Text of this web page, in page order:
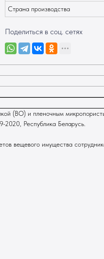
Страна производства
Поделиться в соц. сетях
(ВО) и пленочным
Республика Беларусь.
вещевого имущества